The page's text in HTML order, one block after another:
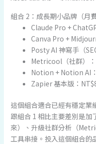
組合 2：成長期小品牌（月
Claude Pro +
Canva Pro +
Posty AI 神寫手（
Metricool（社群）
Notion + Notion AI
Zapier 基本版：
這個組合適合已經有穩定業
跟組合 1 相比主要差別是加
來）、升級社群分析（
工具串接。投入這個組合的